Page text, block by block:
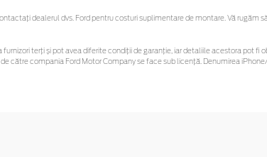
dealerul dvs. Ford pentru costuri suplimentare de montare. Vă
terți și pot avea diferite condiții de garanție, iar detaliile acestora pot
către compania Ford Motor Company se face sub licență. Denumirea